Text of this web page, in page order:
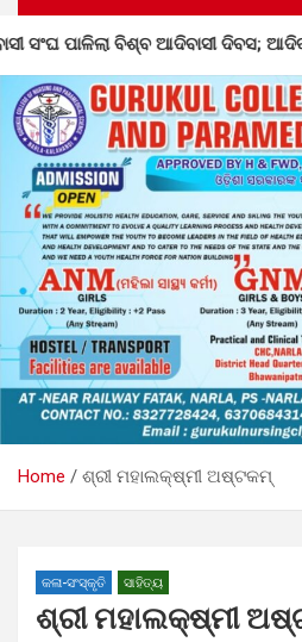
ଆଦିବାସୀ ସଂସ୍କୃତି ରକ୍ଷା ଉପରେ ଗୁରୁତ୍ବ
Home ଶ୍ରୀ ମହାଲକ୍ଷ୍ମୀ ଅଷ୍ଟକମ୍
କଳା-ସଂସ୍କୃତି ସାହିତ୍ୟ
ଶ୍ରୀ ମହାଲକ୍ଷ୍ମୀ